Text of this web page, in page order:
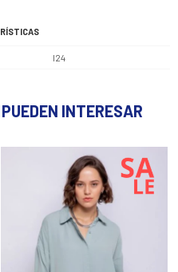
I24
INTERESAR